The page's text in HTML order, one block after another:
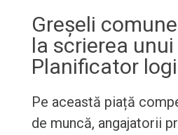
Greșeli
la scrierea unui
Planificator
Pe această piață
de muncă, angajatorii